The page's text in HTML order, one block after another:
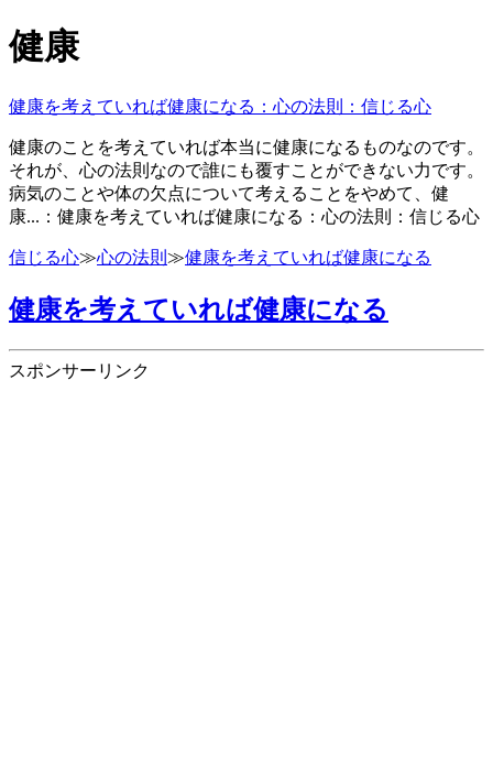
健康
健康を考えていれば健康になる：心の法則：信じる心
健康のことを考えていれば本当に健康になるものなのです。
それが、心の法則なので誰にも覆すことができない力です。
病気のことや体の欠点について考えることをやめて、健
康...：健康を考えていれば健康になる：心の法則：信じる心
信じる心≫心の法則 ≫健康を考えていれば健康になる
健康を考えていれば健康になる
スポンサーリンク